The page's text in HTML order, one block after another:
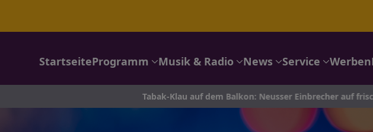
StartseiteProgramm Musik & Radio News Service Werben
Tabak-Klau auf dem Balkon: Neusser Einbrecher auf frischer Tat